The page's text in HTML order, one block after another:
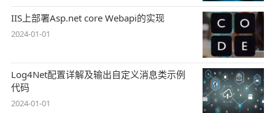
IIS上部署Asp.net core Webapi的实现
2024-01-01
Log4Net配置详解及输出自定义消息类示例
代码
2024-01-01